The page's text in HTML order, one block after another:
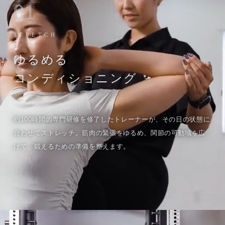
01
STRETCH
ゆるめる
コンディショニング
約100時間の専門研修を修了したトレーナーが、その日の状態に
合わせてストレッチ。筋肉の緊張をゆるめ、関節の可動域を広
げて、鍛えるための準備を整えます。